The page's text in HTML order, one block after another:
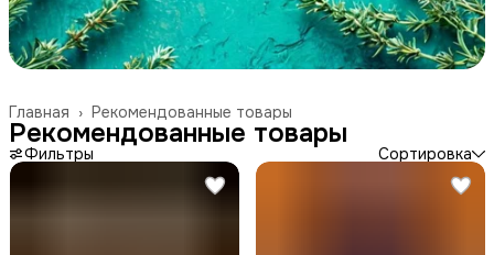
Рекомендованные товары
Главная ›
Рекомендованные товары
Фильтры Сортировка